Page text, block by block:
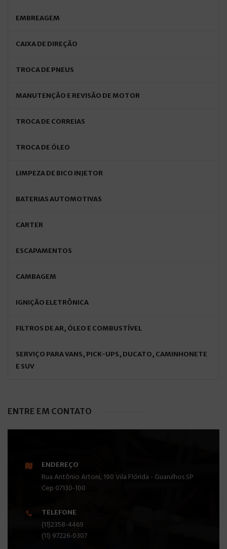
EMBREAGEM
CAIXA DE DIREÇÃO
TROCA DE PNEUS
MANUTENÇÃO E REVISÃO DE MOTOR
TROCA DE CORREIAS
TROCA DE ÓLEO
LIMPEZA DE BICO INJETOR
BATERIAS AUTOMOTIVAS
CARTER
ESCAPAMENTOS
CAMBAGEM
IGNIÇÃO ELETRÔNICA
FILTROS DE AR, ÓLEO E COMBUSTÍVEL
SERVIÇO PARA VANS, PICK-UPS, DUCATO, CAMINHONETE
E SUV
ENTRE EM CONTATO
ENDEREÇO
Rua Antônio Artoni, 190 Vila Flórida - Guarulhos SP
Cep 07130-100
TELEFONE
(11)2358-4469
(11) 97226-0307